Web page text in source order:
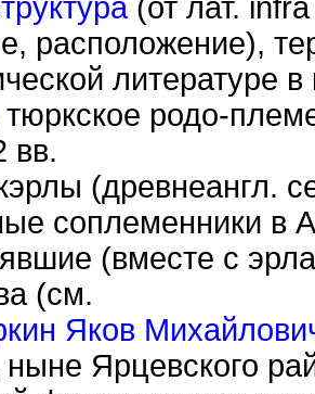
(от лат.
расположение),
литературе в
тюркское родо-
вв.
(древнеангл.
соплеменники в
(вместе с
(см.
Яков
Ярцевского